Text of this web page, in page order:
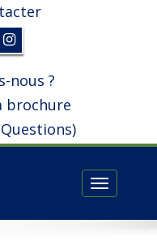
nous ?
brochure
Toggle
navigation